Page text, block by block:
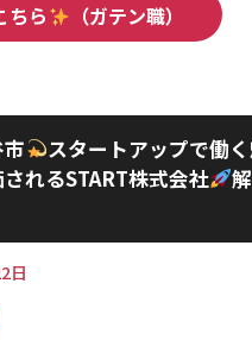
ちら （ガテン職）
スタートアップで働く
れるSTART株式会社
日